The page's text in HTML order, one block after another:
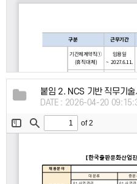
붙임 2. NCS 기반 직무기
DATE : 2026-04-20